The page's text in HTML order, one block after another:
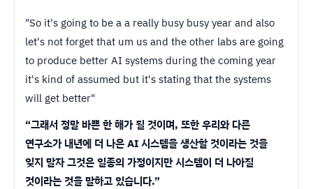
"So it's going to be a a really busy busy year and also
let's not forget that um us and the other labs are going
to produce better AI systems during the coming year
it's kind of assumed but it's stating that the systems
will get better"
“그래서 정말 바쁜 한 해가 될 것이며, 또한 우리와 다른
연구소가 내년에 더 나은 AI 시스템을 생산할 것이라는 것을
잊지 말자 그것은 일종의 가정이지만 시스템이 더 나아질
것이라는 것을 말하고 있습니다.”